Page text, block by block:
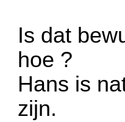
Is dat
hoe ?
Hans is
zijn.